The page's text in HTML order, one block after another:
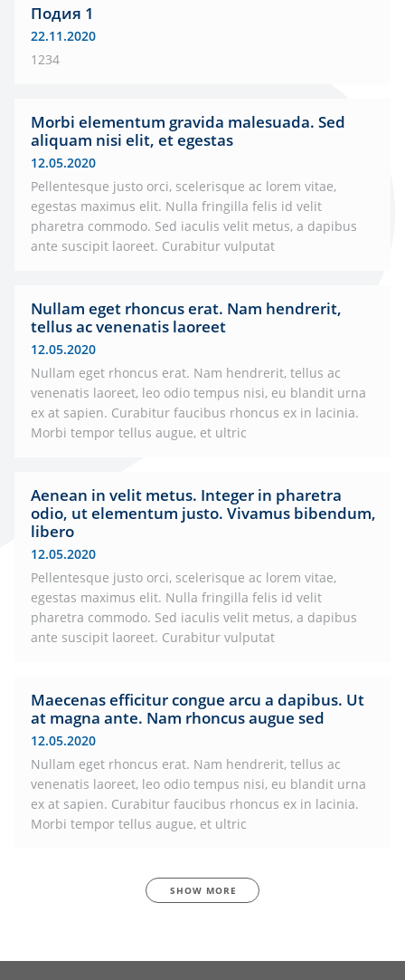
Подия 1
22.11.2020
1234
Morbi elementum gravida malesuada. Sed
aliquam nisi elit, et egestas
12.05.2020
Pellentesque justo orci, scelerisque ac lorem vitae,
egestas maximus elit. Nulla fringilla felis id velit
pharetra commodo. Sed iaculis velit metus, a dapibus
ante suscipit laoreet. Curabitur vulputat
Nullam eget rhoncus erat. Nam hendrerit,
tellus ac venenatis laoreet
12.05.2020
Nullam eget rhoncus erat. Nam hendrerit, tellus ac
venenatis laoreet, leo odio tempus nisi, eu blandit urna
ex at sapien. Curabitur faucibus rhoncus ex in lacinia.
Morbi tempor tellus augue, et ultric
Aenean in velit metus. Integer in pharetra
odio, ut elementum justo. Vivamus bibendum,
libero
12.05.2020
Pellentesque justo orci, scelerisque ac lorem vitae,
egestas maximus elit. Nulla fringilla felis id velit
pharetra commodo. Sed iaculis velit metus, a dapibus
ante suscipit laoreet. Curabitur vulputat
Maecenas efficitur congue arcu a dapibus. Ut
at magna ante. Nam rhoncus augue sed
12.05.2020
Nullam eget rhoncus erat. Nam hendrerit, tellus ac
venenatis laoreet, leo odio tempus nisi, eu blandit urna
ex at sapien. Curabitur faucibus rhoncus ex in lacinia.
Morbi tempor tellus augue, et ultric
SHOW MORE